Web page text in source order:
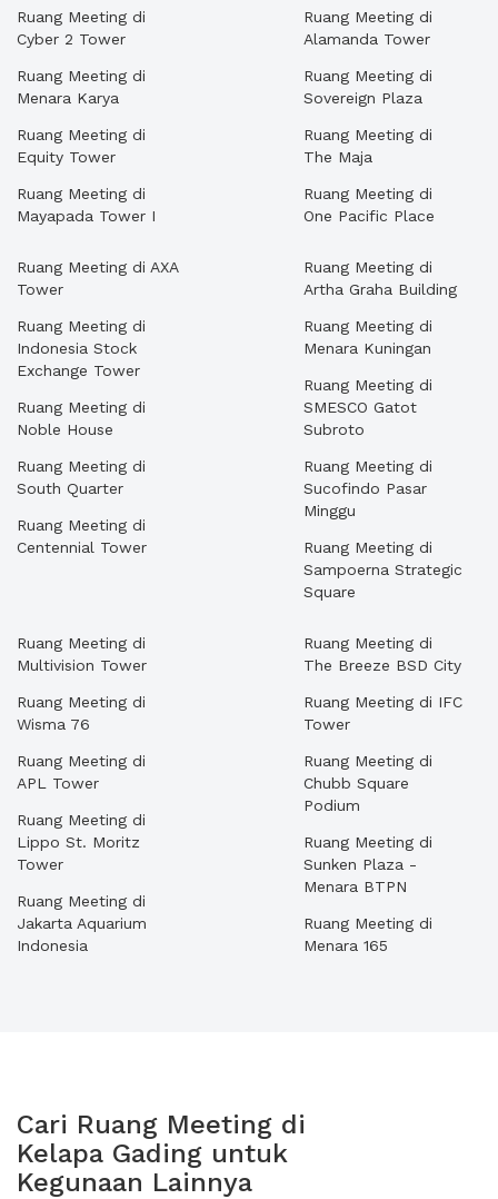
Ruang Meeting di
Cyber 2 Tower
Ruang Meeting di
Menara Karya
Ruang Meeting di
Equity Tower
Ruang Meeting di
Mayapada Tower I
Ruang Meeting di
Alamanda Tower
Ruang Meeting di
Sovereign Plaza
Ruang Meeting di
The Maja
Ruang Meeting di
One Pacific Place
Ruang Meeting di AXA
Tower
Ruang Meeting di
Indonesia Stock
Exchange Tower
Ruang Meeting di
Noble House
Ruang Meeting di
South Quarter
Ruang Meeting di
Centennial Tower
Ruang Meeting di
Artha Graha Building
Ruang Meeting di
Menara Kuningan
Ruang Meeting di
SMESCO Gatot
Subroto
Ruang Meeting di
Sucofindo Pasar
Minggu
Ruang Meeting di
Sampoerna Strategic
Square
Ruang Meeting di
Multivision Tower
Ruang Meeting di
Wisma 76
Ruang Meeting di
APL Tower
Ruang Meeting di
Lippo St. Moritz
Tower
Ruang Meeting di
Jakarta Aquarium
Indonesia
Ruang Meeting di
The Breeze BSD City
Ruang Meeting di IFC
Tower
Ruang Meeting di
Chubb Square
Podium
Ruang Meeting di
Sunken Plaza -
Menara BTPN
Ruang Meeting di
Menara 165
Cari Ruang Meeting di
Kelapa Gading untuk
Kegunaan Lainnya